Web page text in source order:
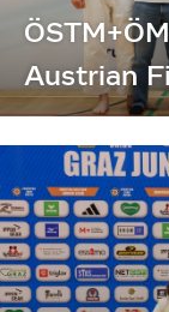
Austrian